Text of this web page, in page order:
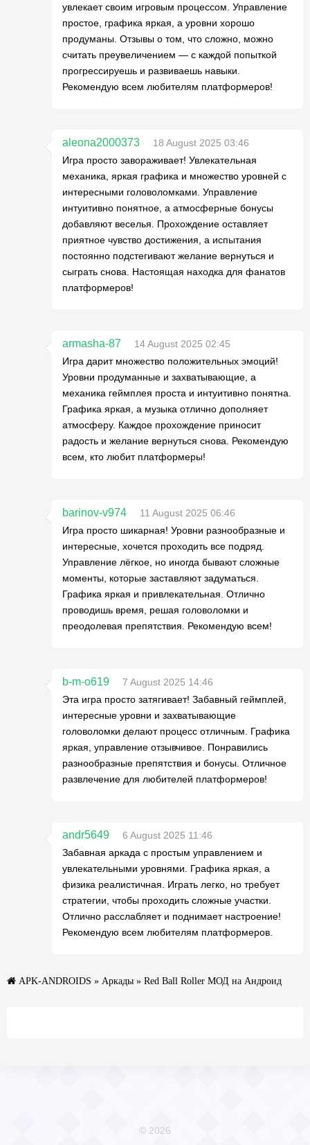
увлекает своим игровым процессом. Управление
простое, графика яркая, а уровни хорошо
продуманы. Отзывы о том, что сложно, можно
считать преувеличением — с каждой попыткой
прогрессируешь и развиваешь навыки.
Рекомендую всем любителям платформеров!
aleona2000373
18 August 2025 03:46
Игра просто завораживает! Увлекательная
механика, яркая графика и множество уровней с
интересными головоломками. Управление
интуитивно понятное, а атмосферные бонусы
добавляют веселья. Прохождение оставляет
приятное чувство достижения, а испытания
постоянно подстегивают желание вернуться и
сыграть снова. Настоящая находка для фанатов
платформеров!
armasha-87
14 August 2025 02:45
Игра дарит множество положительных эмоций!
Уровни продуманные и захватывающие, а
механика геймплея проста и интуитивно понятна.
Графика яркая, а музыка отлично дополняет
атмосферу. Каждое прохождение приносит
радость и желание вернуться снова. Рекомендую
всем, кто любит платформеры!
barinov-v974
11 August 2025 06:46
Игра просто шикарная! Уровни разнообразные и
интересные, хочется проходить все подряд.
Управление лёгкое, но иногда бывают сложные
моменты, которые заставляют задуматься.
Графика яркая и привлекательная. Отлично
проводишь время, решая головоломки и
преодолевая препятствия. Рекомендую всем!
b-m-o619
7 August 2025 14:46
Эта игра просто затягивает! Забавный геймплей,
интересные уровни и захватывающие
головоломки делают процесс отличным. Графика
яркая, управление отзывчивое. Понравились
разнообразные препятствия и бонусы. Отличное
развлечение для любителей платформеров!
andr5649
6 August 2025 11:46
Забавная аркада с простым управлением и
увлекательными уровнями. Графика яркая, а
физика реалистичная. Играть легко, но требует
стратегии, чтобы проходить сложные участки.
Отлично расслабляет и поднимает настроение!
Рекомендую всем любителям платформеров.
APK-ANDROIDS » Аркады » Red Ball Roller МОД на Андроид
© 2026